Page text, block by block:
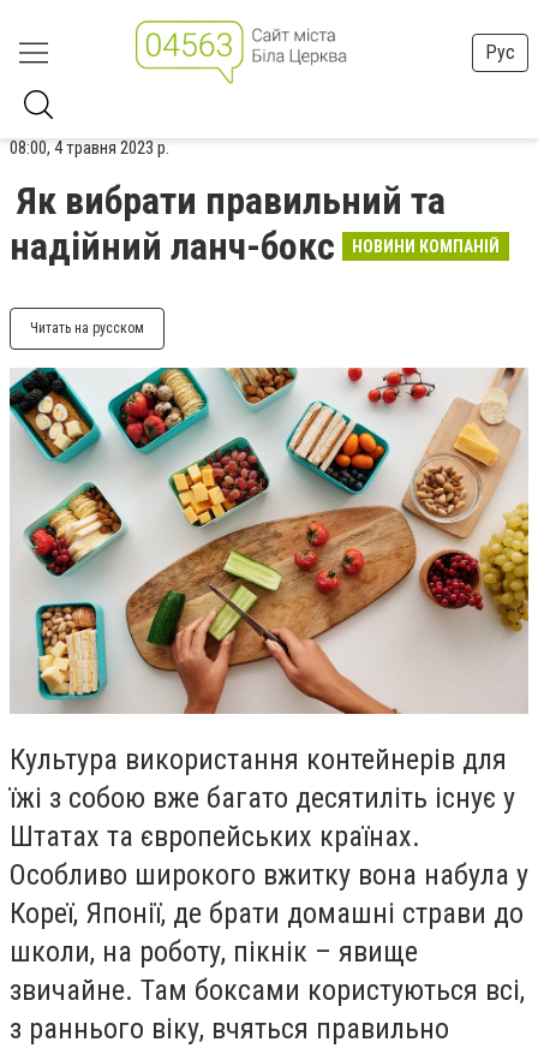
Рус
08:00, 4 травня 2023 р.
Як вибрати правильний та
надійний ланч-бокс
НОВИНИ КОМПАНІЙ
Читать на русском
Культура використання контейнерів для
їжі з собою вже багато десятиліть існує у
Штатах та європейських країнах.
Особливо широкого вжитку вона набула у
Кореї, Японії, де брати домашні страви до
школи, на роботу, пікнік – явище
звичайне. Там боксами користуються всі,
з раннього віку, вчяться правильно